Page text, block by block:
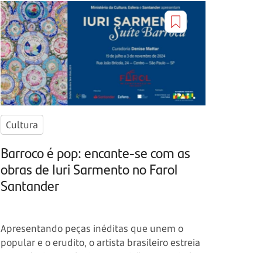
Cultura
Barroco é pop: encante-se com as
obras de Iuri Sarmento no Farol
Santander
Apresentando peças inéditas que unem o
popular e o erudito, o artista brasileiro estreia